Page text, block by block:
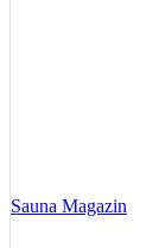
Sauna Magazin